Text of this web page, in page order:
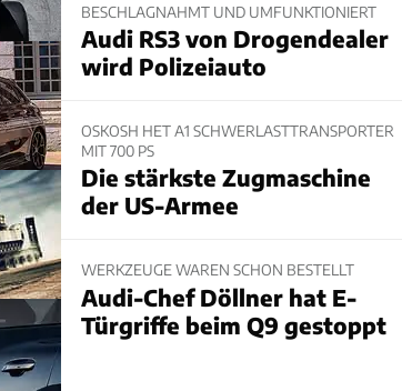
BESCHLAGNAHMT UND UMFUNKTIONIERT
Audi RS3 von Drogendealer
wird Polizeiauto
OSKOSH HET A1 SCHWERLASTTRANSPORTER
MIT 700 PS
Die stärkste Zugmaschine
der US-Armee
WERKZEUGE WAREN SCHON BESTELLT
Audi-Chef Döllner hat E-
Türgriffe beim Q9 gestoppt